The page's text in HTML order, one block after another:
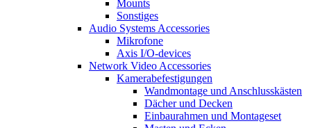
Mounts
Sonstiges
Audio Systems Accessories
Mikrofone
Axis I/O-devices
Network Video Accessories
Kamerabefestigungen
Wandmontage und Anschlusskästen
Dächer und Decken
Einbaurahmen und Montageset